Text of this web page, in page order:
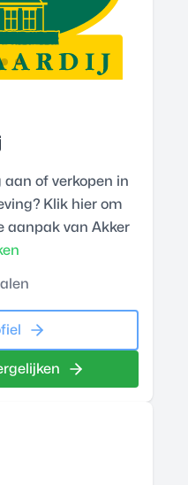
aan of verkopen in
Klik hier om
aanpak van Akker